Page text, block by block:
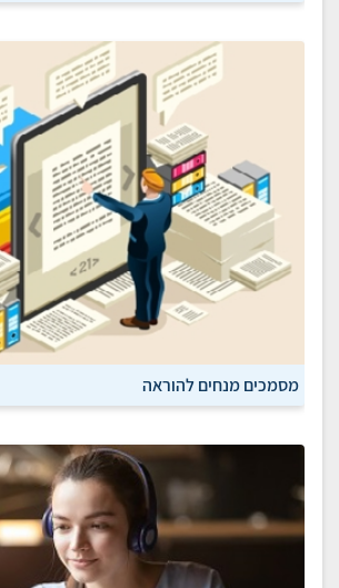
מסמכים מנחים להוראה